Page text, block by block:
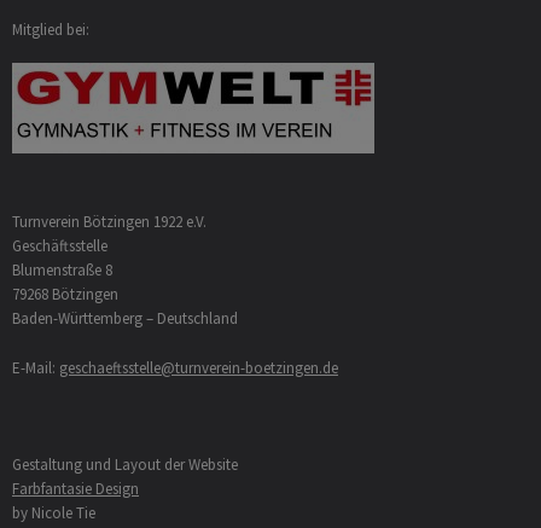
Mitglied bei:
Turnverein Bötzingen 1922 e.V.
Geschäftsstelle
Blumenstraße 8
79268 Bötzingen
Baden-Württemberg – Deutschland
E-Mail: geschaeftsstelle@turnverein-boetzingen.de
Gestaltung und Layout der Website
Farbfantasie Design
by Nicole Tie